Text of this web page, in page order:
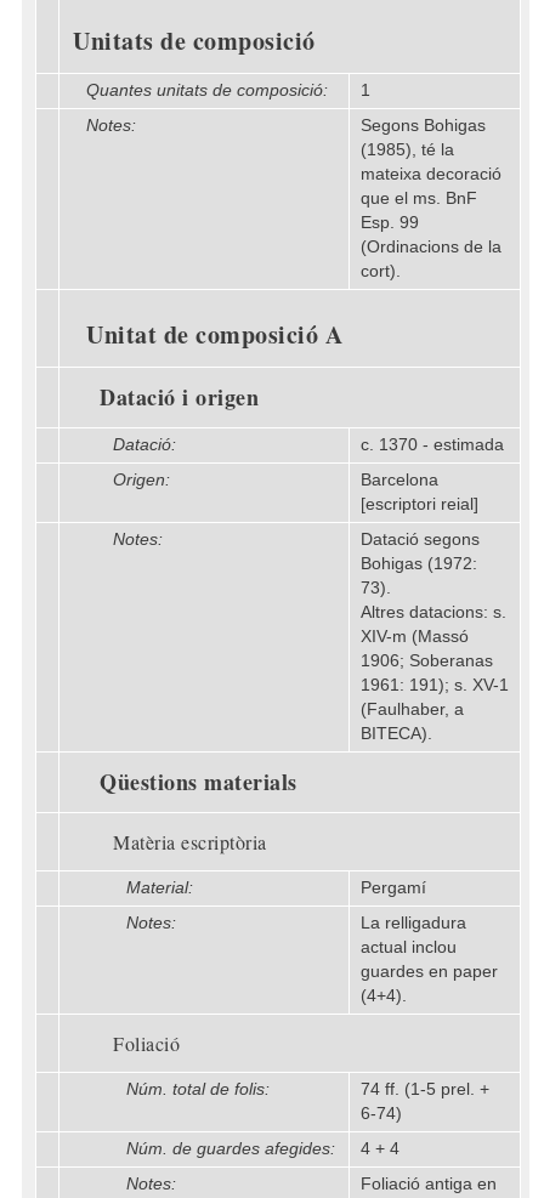
Unitats de composició
Quantes unitats de composició:
1
Notes:
Segons Bohigas
(1985), té la
mateixa decoració
que el ms. BnF
Esp. 99
(Ordinacions de la
cort).
Unitat de composició A
Datació i origen
Datació:
c. 1370 - estimada
Origen:
Barcelona
[escriptori reial]
Notes:
Datació segons
Bohigas (1972:
73).
Altres datacions: s.
XIV-m (Massó
1906; Soberanas
1961: 191); s. XV-1
(Faulhaber, a
BITECA).
Qüestions materials
Matèria escriptòria
Material:
Pergamí
Notes:
La relligadura
actual inclou
guardes en paper
(4+4).
Foliació
Núm. total de folis:
74 ff. (1-5 prel. +
6-74)
Núm. de guardes afegides:
4 + 4
Notes:
Foliació antiga en